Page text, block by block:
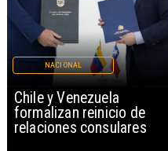
Chile y Venezuela
formalizan reinicio de
relaciones consulares
NACIONAL